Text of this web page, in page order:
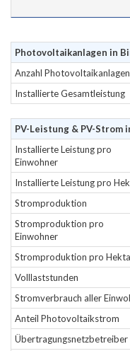
Photovoltaikanlagen in
Anzahl Photovoltaikanlagen
Installierte Gesamtleistung
PV-Leistung & PV-Strom
Installierte Leistung pro
Einwohner
Installierte Leistung pro
Stromproduktion
Stromproduktion pro
Einwohner
Stromproduktion pro
Volllaststunden
Stromverbrauch aller
Anteil Photovoltaikstrom
Übertragungsnetzbetreiber